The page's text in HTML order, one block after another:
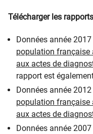
Télécharger les
Données année 2017
population française
aux actes de
rapport est
Données année 2012
population française
aux actes de
Données année 2007